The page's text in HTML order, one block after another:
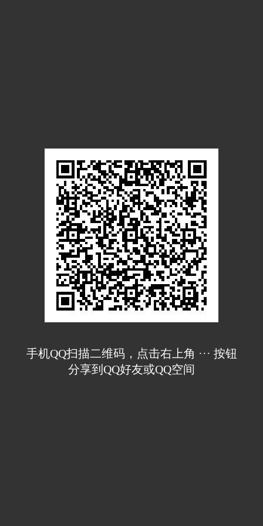
手机QQ扫描二维码，点击右上角 ··· 按钮
分享到QQ好友或QQ空间